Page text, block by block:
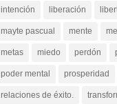
intención liberación
mayte pascual mente
metas miedo perdón
poder mental prosperidad
relaciones de éxito.